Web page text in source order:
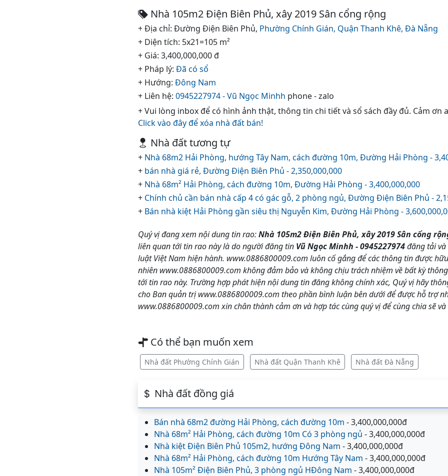
Nhà 105m2 Điện Biên Phủ, xây 2019 Sân cổng rộng
+ Địa chỉ: Đường Điện Biên Phủ, Phường Chính Gián, Quận Thanh Khê, Đà Nẵng
+ Diện tích: 5x21=105 m²
+ Giá: 3,400,000,000 đ
+ Pháp lý: Đã có sổ
+ Hướng: Đông Nam
+ Liên hệ: 0945227974 - Vũ Ngọc Minhh phone - zalo
+ Vui lòng inbox để có hình ảnh thật, thông tin chi tiết và sổ sách đầy đủ. Cảm ơn
Click vào đây để xóa nhà đất bán!
Nhà đất tương tự
+ Nhà 68m2 Hải Phòng, hướng Tây Nam, cách đường 10m, Đường Hải Phòng -
+ bán nhà giá rẻ, Đường Điện Biên Phủ - 2,350,000,000
+ Nhà 68m² Hải Phòng, cách đường 10m, Đường Hải Phòng - 3,400,000,000
+ Chính chủ cần bán nhà cấp 4 có gác gỗ, 2 phòng ngủ, Đường Điện Biên Phủ -
+ Bán nhà kiệt Hải Phòng gần siêu thị Nguyễn Kim, Đường Hải Phòng -
Quý vị đang xem nội dung tin rao:Nhà 105m2 Điện Biên Phủ, xây 2019 Sân cổng
liên quan tới tin rao này là do người đăng tin Vũ Ngọc Minhh - 0945227974đăng tải
luật Việt Nam hiện hành. www.0886800009.com luôn cố gắng để các thông tin được
nhiên www.0886800009.com không đảm bảo và không chịu trách nhiệm về bất kỳ
tới tin rao này. Trường hợp phát hiện nội dung tin đăng không chính xác, Quý vị hãy
cho Ban quản trị www.0886800009.com theo phần bình luận bên dưới để được hỗ trợ
www.0886800009.com xin chân thành cảm ơn và hợp tác cùng quý vị để cùng chia sẽ
Có thể bạn muốn xem
Nhà đất Phường Chính Gián Nhà đất Quận Thanh Khê Nhà đất Đà Nẵng
Nhà đất đồng giá
Bán nhà 68m2 đường Hải Phòng, cách đường 10m - 3,400,000,000đ
Nhà 68m² Hải Phòng, cách đường 10m Có 3 phòng ngủ - 3,400,000,000đ
Nhà kiệt Điện Biên Phủ 105m2, hướng Đông Nam - 3,400,000,000đ
Nhà 68m² Hải Phòng, cách đường 10m Hướng Tây Nam - 3,400,000,000đ
Nhà 105m² Điện Biên Phủ, 3 phòng ngủ HĐông Nam - 3,400,000,000đ